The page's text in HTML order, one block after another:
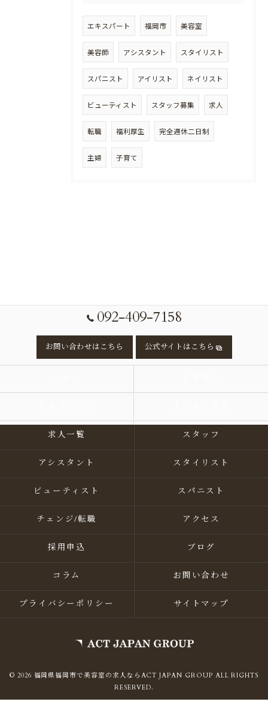
エキスパート 福岡市 美容室
美容師 アシスタント スタイリスト
スパニスト アイリスト ネイリスト
ビューティスト スタッフ募集 求人
転職 福利厚生 完全週休二日制
主婦 子育て
092-409-7158
お問い合わせはこちら 公式サイトはこちら
求人一覧 スタッフ
アシスタント スタイリスト
ビューティスト スパニスト
チェンジ/転職 アクセス
採用申込 ブログ
コラム お問い合わせ
プライバシーポリシー サイトマップ
© 2026 福岡県福岡市で美容室の求人ならACT JAPAN GROUP ALL RIGHTS
RESERVED.